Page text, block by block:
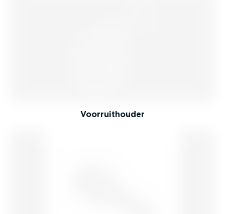
Voorruit­houder